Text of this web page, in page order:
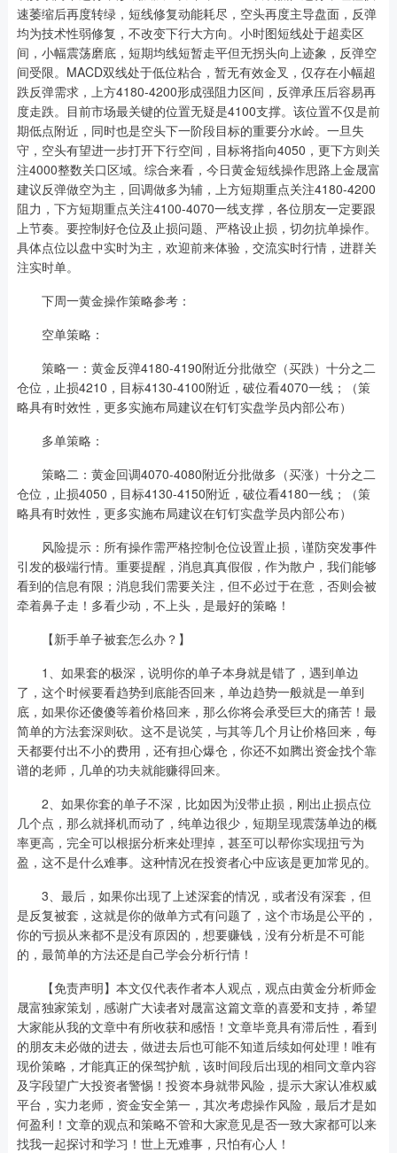
速萎缩后再度转绿，短线修复动能耗尽，空头再度主导盘面，反弹
均为技术性弱修复，不改变下行大方向。小时图短线处于超卖区
间，小幅震荡磨底，短期均线短暂走平但无拐头向上迹象，反弹空
间受限。MACD双线处于低位粘合，暂无有效金叉，仅存在小幅超
跌反弹需求，上方4180-4200形成强阻力区间，反弹承压后容易再
度走跌。目前市场最关键的位置无疑是4100支撑。该位置不仅是前
期低点附近，同时也是空头下一阶段目标的重要分水岭。一旦失
守，空头有望进一步打开下行空间，目标将指向4050，更下方则关
注4000整数关口区域。综合来看，今日黄金短线操作思路上金晟富
建议反弹做空为主，回调做多为辅，上方短期重点关注4180-4200
阻力，下方短期重点关注4100-4070一线支撑，各位朋友一定要跟
上节奏。要控制好仓位及止损问题、严格设止损，切勿抗单操作。
具体点位以盘中实时为主，欢迎前来体验，交流实时行情，进群关
注实时单。
下周一黄金操作策略参考：
空单策略：
策略一：黄金反弹4180-4190附近分批做空（买跌）十分之二
仓位，止损4210，目标4130-4100附近，破位看4070一线；（策
略具有时效性，更多实施布局建议在钉钉实盘学员内部公布）
多单策略：
策略二：黄金回调4070-4080附近分批做多（买涨）十分之二
仓位，止损4050，目标4130-4150附近，破位看4180一线；（策
略具有时效性，更多实施布局建议在钉钉实盘学员内部公布）
风险提示：所有操作需严格控制仓位设置止损，谨防突发事件
引发的极端行情。重要提醒，消息真真假假，作为散户，我们能够
看到的信息有限；消息我们需要关注，但不必过于在意，否则会被
牵着鼻子走！多看少动，不上头，是最好的策略！
【新手单子被套怎么办？】
1、如果套的极深，说明你的单子本身就是错了，遇到单边
了，这个时候要看趋势到底能否回来，单边趋势一般就是一单到
底，如果你还傻傻等着价格回来，那么你将会承受巨大的痛苦！最
简单的方法套深则砍。这不是说笑，与其等几个月让价格回来，每
天都要付出不小的费用，还有担心爆仓，你还不如腾出资金找个靠
谱的老师，几单的功夫就能赚得回来。
2、如果你套的单子不深，比如因为没带止损，刚出止损点位
几个点，那么就择机而动了，纯单边很少，短期呈现震荡单边的概
率更高，完全可以根据分析来处理掉，甚至可以帮你实现扭亏为
盈，这不是什么难事。这种情况在投资者心中应该是更加常见的。
3、最后，如果你出现了上述深套的情况，或者没有深套，但
是反复被套，这就是你的做单方式有问题了，这个市场是公平的，
你的亏损从来都不是没有原因的，想要赚钱，没有分析是不可能
的，最简单的方法还是自己学会分析行情！
【免责声明】本文仅代表作者本人观点，观点由黄金分析师金
晟富独家策划，感谢广大读者对晟富这篇文章的喜爱和支持，希望
大家能从我的文章中有所收获和感悟！文章毕竟具有滞后性，看到
的朋友未必做的进去，做进去后也可能不知道后续如何处理！唯有
现价策略，才能真正的保驾护航，该时间段后出现的相同文章内容
及字段望广大投资者警惕！投资本身就带风险，提示大家认准权威
平台，实力老师，资金安全第一，其次考虑操作风险，最后才是如
何盈利！文章的观点和策略不管和大家意见是否一致大家都可以来
找我一起探讨和学习！世上无难事，只怕有心人！